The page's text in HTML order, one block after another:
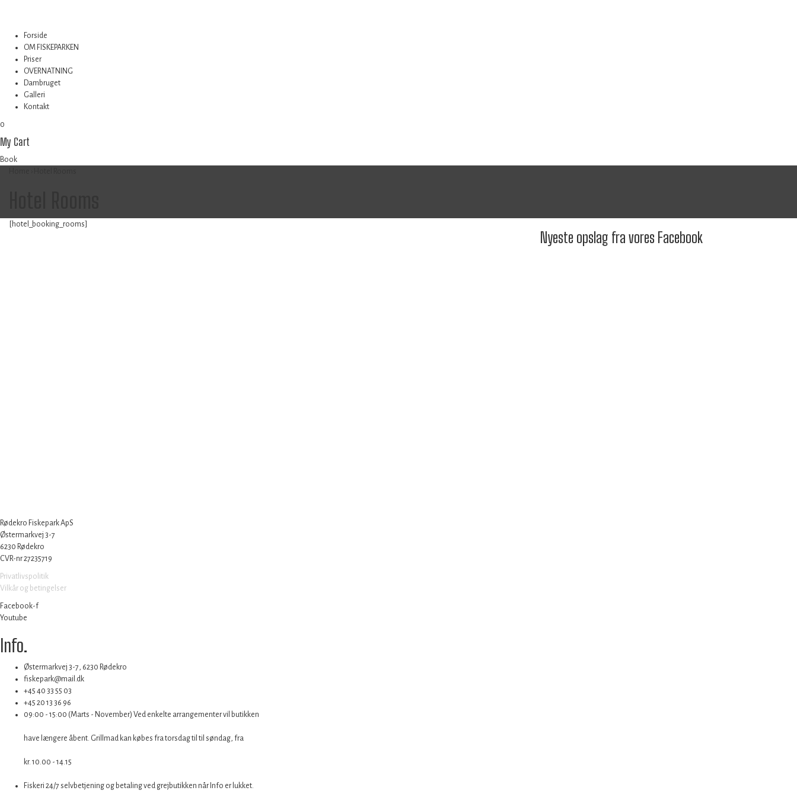
Forside
OM FISKEPARKEN
Priser
OVERNATNING
Dambruget
Galleri
Kontakt
0
My Cart
Book
[hotel_booking_rooms]
Nyeste opslag fra vores Facebook
Rødekro Fiskepark ApS
Østermarkvej 3-7
6230 Rødekro
CVR-nr 27235719
Privatlivspolitik
Vilkår og betingelser
Facebook-f
Youtube
Info.
Østermarkvej 3-7, 6230 Rødekro
fiskepark@mail.dk
+45 40 33 55 03
+45 20 13 36 96
09:00 - 15:00 (Marts - November) Ved enkelte arrangementer vil butikken
have længere åbent. Grillmad kan købes fra torsdag til til søndag, fra
kr. 10.00 - 14.15
Fiskeri 24/7 selvbetjening og betaling ved grejbutikken når Info er lukket.